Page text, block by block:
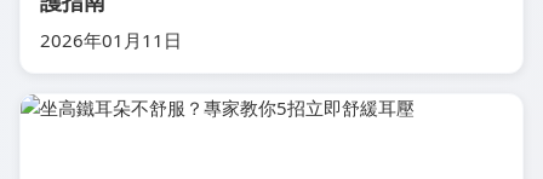
2026年01月11日